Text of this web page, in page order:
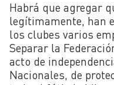
Habrá que agregar
legítimamente, han
los clubes varios
Separar la
acto de
Nacionales, de